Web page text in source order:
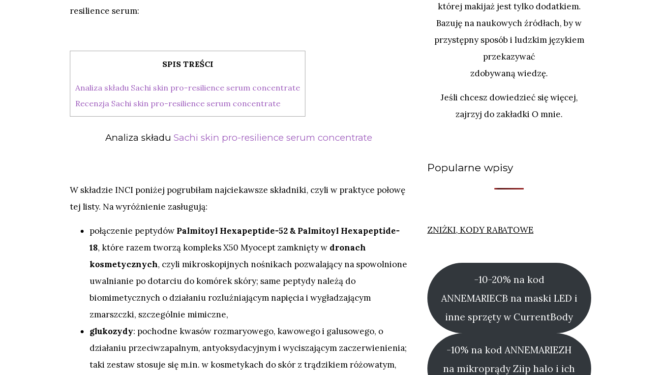
resilience serum:
SPIS TREŚCI
Analiza składu Sachi skin pro-resilience serum concentrate
Recenzja Sachi skin pro-resilience serum concentrate
Analiza składu Sachi skin pro-resilience serum concentrate
W składzie INCI poniżej pogrubiłam najciekawsze składniki, czyli w praktyce połowę
tej listy. Na wyróżnienie zasługują:
połączenie peptydów Palmitoyl Hexapeptide-52 & Palmitoyl Hexapeptide-
18, które razem tworzą kompleks X50 Myocept zamknięty w dronach
kosmetycznych, czyli mikroskopijnych nośnikach pozwalający na spowolnione
uwalnianie po dotarciu do komórek skóry; same peptydy należą do
biomimetycznych o działaniu rozluźniającym napięcia i wygładzającym
zmarszczki, szczególnie mimiczne,
glukozydy: pochodne kwasów rozmaryowego, kawowego i galusowego, o
działaniu przeciwzapalnym, antyoksydacyjnym i wyciszającym zaczerwienienia;
taki zestaw stosuje się m.in. w kosmetykach do skór z trądzikiem różowatym,
której makijaż jest tylko dodatkiem.
Bazuję na naukowych źródłach, by w
przystępny sposób i ludzkim językiem
przekazywać
zdobywaną wiedzę.
Jeśli chcesz dowiedzieć się więcej,
zajrzyj do zakładki O mnie.
Popularne wpisy
ZNIŻKI, KODY RABATOWE
-10-20% na kod
ANNEMARIECB na maski LED i
inne sprzęty w CurrentBody
-10% na kod ANNEMARIEZH
na mikroprądy Ziip halo i ich